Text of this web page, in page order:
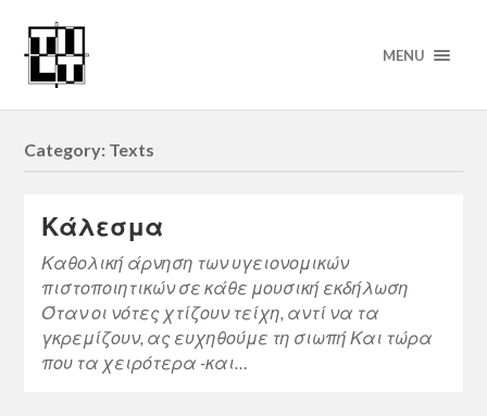
MENU
Category: Texts
Κάλεσμα
Καθολική άρνηση των υγειονομικών
πιστοποιητικών σε κάθε μουσική εκδήλωση
Όταν οι νότες χτίζουν τείχη, αντί να τα
γκρεμίζουν, ας ευχηθούμε τη σιωπή Και τώρα
που τα χειρότερα -και…